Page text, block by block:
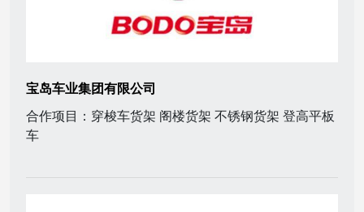
宝岛车业集团有限公司
合作项目：穿梭车货架 阁楼货架 不锈钢货架 登高平板
车